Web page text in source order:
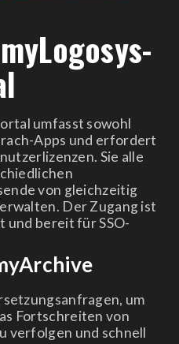
umfasst sowohl
Apps und erfordert
Sie alle
von gleichzeitig
Der Zugang ist
und bereit für SSO-
um
Fortschreiten von
verfolgen und schnell